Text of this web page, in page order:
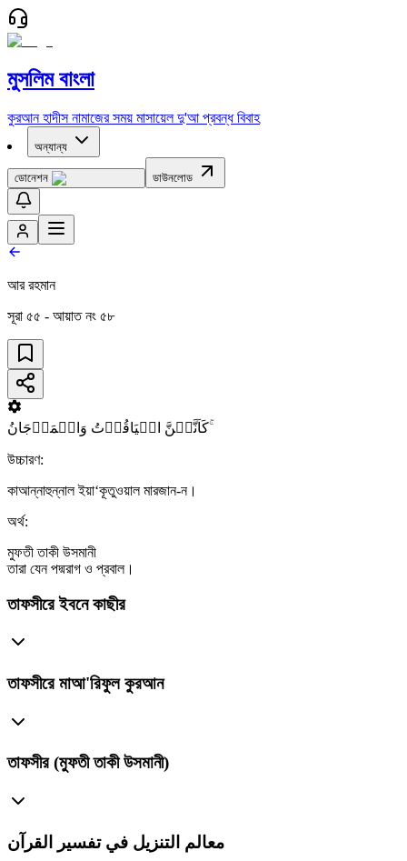
মুসলিম বাংলা
কুরআন হাদীস নামাজের সময় মাসায়েল দু'আ প্রবন্ধ বিবাহ
অন্যান্য
ডোনেশন ডাউনলোড
আর রহমান
সূরা ৫৫ - আয়াত নং ৫৮
کَاَنَّہُنَّ الۡیَاقُوۡتُ وَالۡمَرۡجَانُ ۚ
উচ্চারণ:
কাআন্নাহুন্নাল ইয়া‘কূতুওয়াল মারজান-ন।
অর্থ:
মুফতী তাকী উসমানী
তারা যেন পদ্মরাগ ও প্রবাল।
তাফসীরে ইবনে কাছীর
তাফসীরে মাআ'রিফুল কুরআন
তাফসীর (মুফতী তাকী উসমানী)
معالم التنزيل في تفسير القرآن